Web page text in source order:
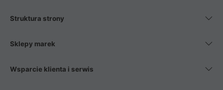
Struktura strony
Sklepy marek
Wsparcie klienta i serwis